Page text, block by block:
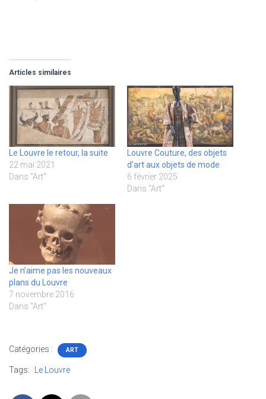
Articles similaires
Le Louvre le retour, la suite
22 mai 2021
Dans "Art"
Louvre Couture, des objets
d’art aux objets de mode
6 février 2025
Dans "Art"
Je n’aime pas les nouveaux
plans du Louvre
7 novembre 2016
Dans "Art"
Catégories : ART
Tags: Le Louvre